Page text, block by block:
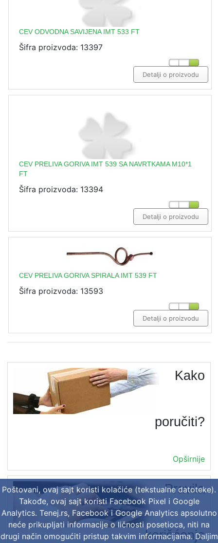
CEV ODVODNA SAVIJENA IMT 533 FT
Šifra proizvoda: 13397
Detalji o proizvodu
CEV PRELIVA GORIVA IMT 539 SA NAVRTKAMA M10*1
FT
Šifra proizvoda: 13394
Detalji o proizvodu
CEV PRELIVA GORIVA SPIRALA IMT 539 FT
Šifra proizvoda: 13593
Detalji o proizvodu
Kako
poručiti?
Opširnije
Pravila
korišćenja
Poštovani, ovaj sajt koristi kolačiće (tekstualne datoteke).
Takođe, ovaj sajt koristi Facebook Pixel i Google
Analytics. Tenej.rs, Facebook i Google Analytics apsolutno
neće prikupljati informacije o ličnosti posetioca, niti na
drugi način omogućiti pristup takvim informacijama. Daljim